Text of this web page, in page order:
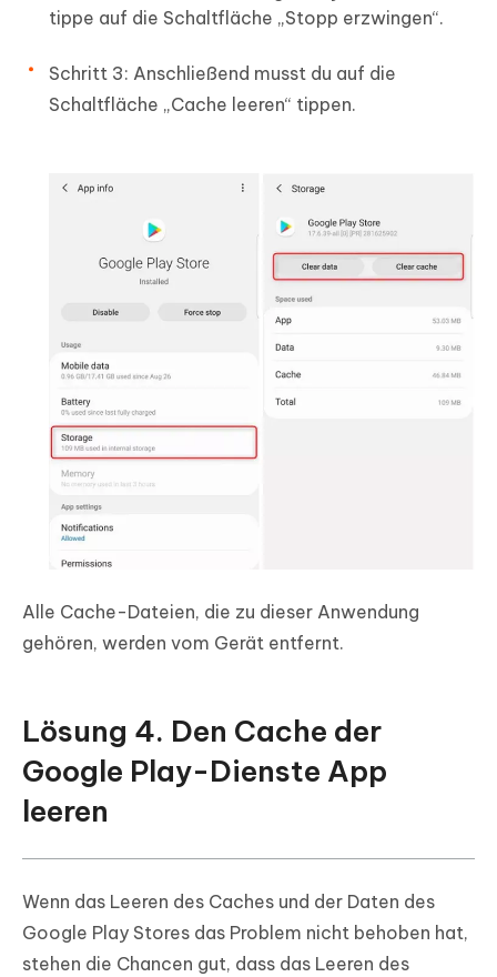
tippe auf die Schaltfläche „Stopp erzwingen“.
Schritt 3: Anschließend musst du auf die
Schaltfläche „Cache leeren“ tippen.
Alle Cache-Dateien, die zu dieser Anwendung
gehören, werden vom Gerät entfernt.
Lösung 4. Den Cache der
Google Play-Dienste App
leeren
Wenn das Leeren des Caches und der Daten des
Google Play Stores das Problem nicht behoben hat,
stehen die Chancen gut, dass das Leeren des